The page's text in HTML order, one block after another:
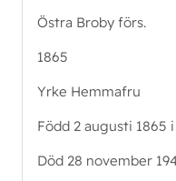
Östra Broby förs.
1865
Yrke Hemmafru
Född 2 augusti 1865
Död 28 november